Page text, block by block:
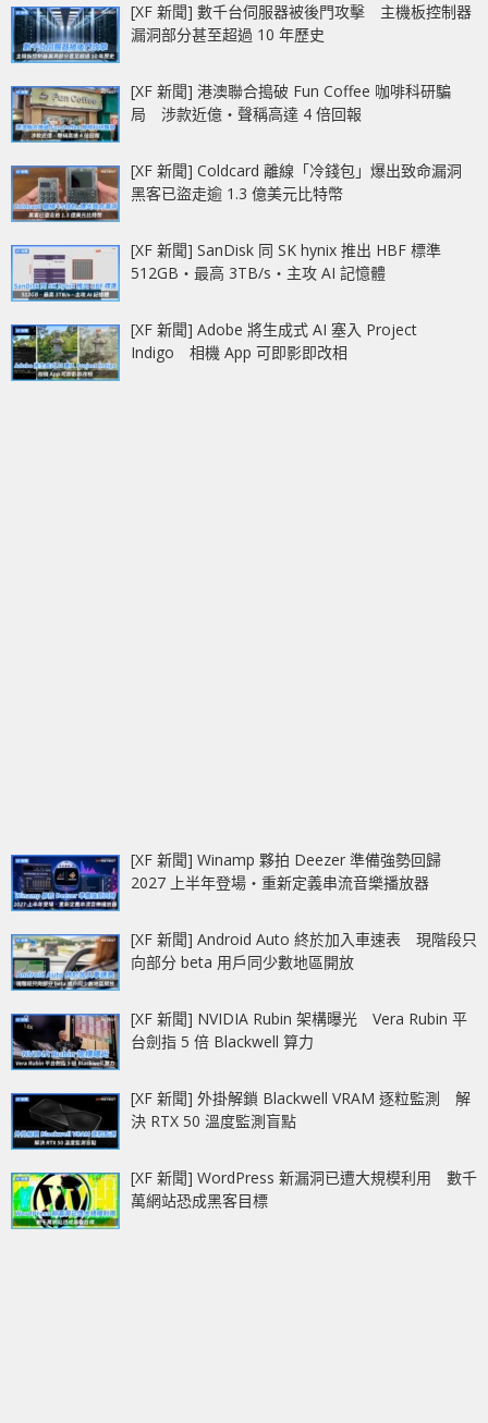
[XF 新聞] 數千台伺服器被後門攻擊 主機板控制器
漏洞部分甚至超過 10 年歷史
[XF 新聞] 港澳聯合搗破 Fun Coffee 咖啡科研騙
局 涉款近億‧聲稱高達 4 倍回報
[XF 新聞] Coldcard 離線「冷錢包」爆出致命漏洞
黑客已盜走逾 1.3 億美元比特幣
[XF 新聞] SanDisk 同 SK hynix 推出 HBF 標準
512GB‧最高 3TB/s‧主攻 AI 記憶體
[XF 新聞] Adobe 將生成式 AI 塞入 Project
Indigo 相機 App 可即影即改相
[XF 新聞] Winamp 夥拍 Deezer 準備強勢回歸
2027 上半年登場‧重新定義串流音樂播放器
[XF 新聞] Android Auto 終於加入車速表 現階段只
向部分 beta 用戶同少數地區開放
[XF 新聞] NVIDIA Rubin 架構曝光 Vera Rubin 平
台劍指 5 倍 Blackwell 算力
[XF 新聞] 外掛解鎖 Blackwell VRAM 逐粒監測 解
決 RTX 50 溫度監測盲點
[XF 新聞] WordPress 新漏洞已遭大規模利用 數千
萬網站恐成黑客目標